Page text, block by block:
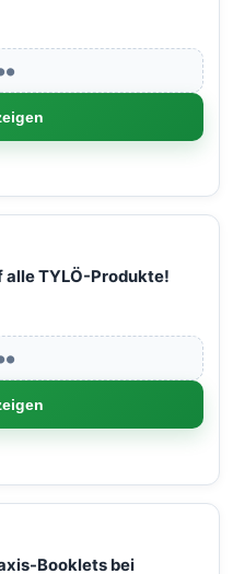
alle TYLÖ-Produkte!
Booklets bei